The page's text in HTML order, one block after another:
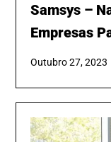
Samsys –
Empresas
Outubro 27, 2023